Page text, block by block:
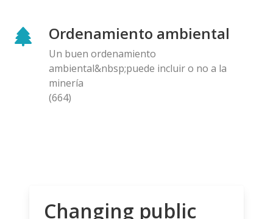
Ordenamiento ambiental
Un buen ordenamiento
ambiental&nbsp;puede incluir o no a la
minería
(664)
Changing public